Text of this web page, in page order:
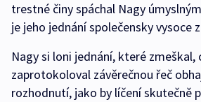
trestné činy spáchal Nagy
je jeho jednání společensky vysoce
Nagy si loni jednání, které zmeškal,
zaprotokoloval závěrečnou řeč
rozhodnutí, jako by líčení skutečně